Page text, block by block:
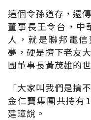
這個令孫道存，遠
董事長王令台，中
人，就是聯邦電
夢，硬是擠下老友
團董事長黃茂雄的
「大家叫我們是搞
金仁寶集團共持有
建璋說。